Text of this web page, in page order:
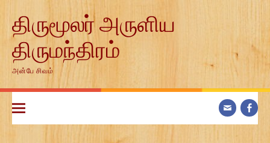
contentதிருமூலர் அருளிய
திருமந்திரம்
அன்பே சிவம்